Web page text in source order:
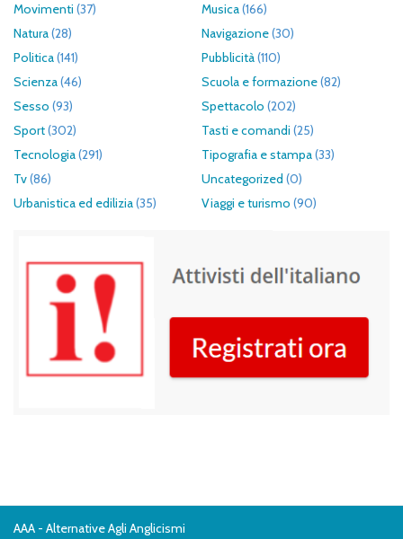
Movimenti (37) Musica(166)
Natura(28) Navigazione(30)
Politica(141) Pubblicità(110)
Scienza(46) Scuola e formazione(82)
Sesso (93) Spettacolo (202)
Sport(302) Tasti e comandi (25)
Tecnologia(291) Tipografia e stampa(33)
Tv(86) Uncategorized (0)
Urbanistica ed edilizia(35) Viaggi e turismo (90)
AAA - Alternative Agli Anglicismi